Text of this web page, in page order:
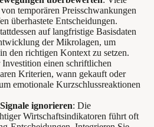
temporären Preisschwankungen
überhastete Entscheidungen.
auf langfristige Basisdaten
der Mikrolagen, um
den richtigen Kontext zu setzen.
einen schriftlichen
Kriterien, wann gekauft oder
emotionale Kurzschlussreaktionen
ignorieren: Die
Wirtschaftsindikatoren führt oft